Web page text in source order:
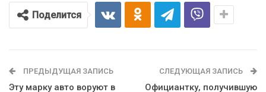
Поделится
ПРЕДЫДУЩАЯ ЗАПИСЬ
Эту марку авто воруют в
СЛЕДУЮЩАЯ ЗАПИСЬ
Официантку, получившую